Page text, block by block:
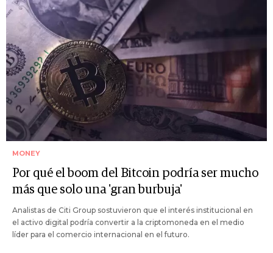
MONEY
Por qué el boom del Bitcoin podría ser mucho
más que solo una 'gran burbuja'
Analistas de Citi Group sostuvieron que el interés institucional en
el activo digital podría convertir a la criptomoneda en el medio
líder para el comercio internacional en el futuro.